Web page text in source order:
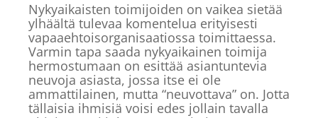
Nykyaikaisten toimijoiden on vaikea sietää
ylhäältä tulevaa komentelua erityisesti
vapaaehtoisorganisaatiossa toimittaessa.
Varmin tapa saada nykyaikainen toimija
hermostumaan on esittää asiantuntevia
neuvoja asiasta, jossa itse ei ole
ammattilainen, mutta “neuvottava” on. Jotta
tällaisia ihmisiä voisi edes jollain tavalla